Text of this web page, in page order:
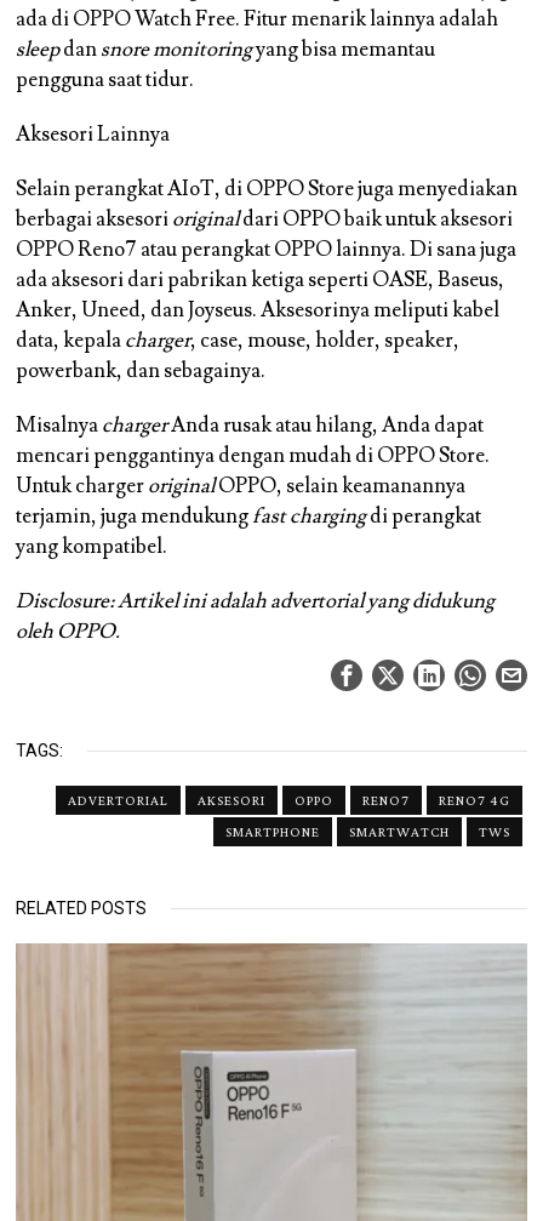
ada di OPPO Watch Free. Fitur menarik lainnya adalah
sleepdansnore monitoringyang bisa memantau
pengguna saat tidur.
Aksesori Lainnya
Selain perangkat AIoT, di OPPO Store juga menyediakan
berbagai aksesorioriginaldari OPPO baik untuk aksesori
OPPO Reno7 atau perangkat OPPO lainnya. Di sana juga
ada aksesori dari pabrikan ketiga seperti OASE, Baseus,
Anker, Uneed, dan Joyseus. Aksesorinya meliputi kabel
data, kepalacharger, case, mouse, holder, speaker,
powerbank, dan sebagainya.
MisalnyachargerAnda rusak atau hilang, Anda dapat
mencari penggantinya dengan mudah di OPPO Store.
Untuk chargeroriginalOPPO, selain keamanannya
terjamin, juga mendukungfast chargingdi perangkat
yang kompatibel.
Disclosure: Artikel ini adalah advertorial yang didukung
oleh OPPO.
TAGS:
ADVERTORIAL AKSESORI OPPO RENO7
RENO7 4G
SMARTPHONE
SMARTWATCH TWS
RELATED POSTS